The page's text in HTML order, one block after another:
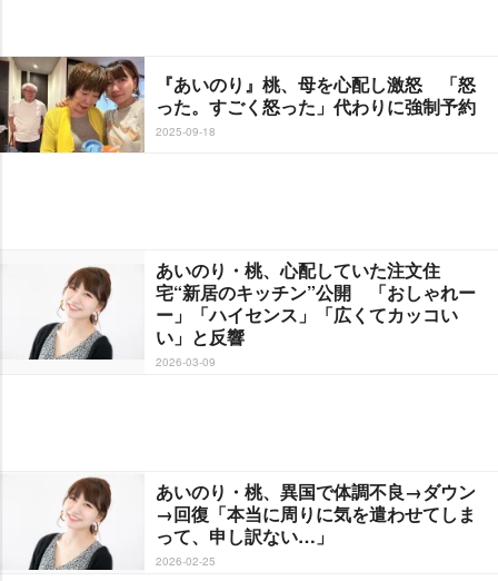
『あいのり』桃、母を心配し激怒 「怒
った。すごく怒った」代わりに強制予約
2025-09-18
あいのり・桃、心配していた注文住
宅“新居のキッチン”公開 「おしゃれー
ー」「ハイセンス」「広くてカッコい
い」と反響
2026-03-09
あいのり・桃、異国で体調不良→ダウン
→回復「本当に周りに気を遣わせてしま
って、申し訳ない…」
2026-02-25